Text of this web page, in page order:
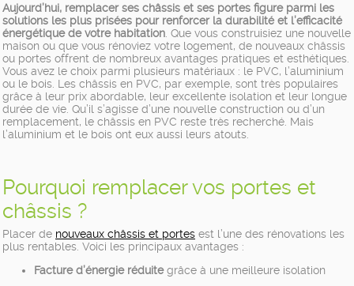
Aujourd’hui, remplacer ses châssis et ses portes figure parmi les
solutions les plus prisées pour renforcer la durabilité et l’efficacité
énergétique de votre habitation . Que vous construisiez une nouvelle
maison ou que vous rénoviez votre logement, de nouveaux châssis
ou portes offrent de nombreux avantages pratiques et esthétiques.
Vous avez le choix parmi plusieurs matériaux : le PVC, l’aluminium
ou le bois. Les châssis en PVC, par exemple, sont très populaires
grâce à leur prix abordable, leur excellente isolation et leur longue
durée de vie. Qu’il s’agisse d’une nouvelle construction ou d’un
remplacement, le châssis en PVC reste très recherché. Mais
l’aluminium et le bois ont eux aussi leurs atouts.
Pourquoi remplacer vos portes et
châssis ?
Placer de nouveaux châssis et portes est l’une des rénovations les
plus rentables. Voici les principaux avantages :
Facture d’énergie réduitegrâce à une meilleure isolation